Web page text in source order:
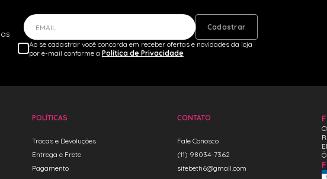
EMAIL
Cadastrar
Ao se cadastrar você concorda em receber ofertas e novidades da loja
por e-mail conforme a Política de Privacidade
POLÍTICAS
Trocas e Devoluções
Entrega e Frete
Pagamento
CONTATO
Fale Conosco
(11) 98034-7362
sitebeth6@gmail.com